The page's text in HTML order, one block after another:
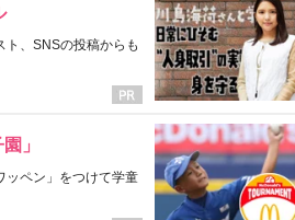
ト、SNSの投稿からも
」
ッペン」をつけて学童